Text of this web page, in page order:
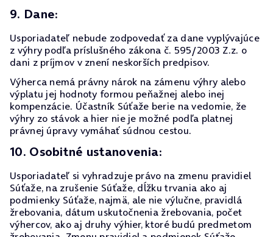
9. Dane:
Usporiadateľ nebude zodpovedať za dane vyplývajúce
z výhry podľa príslušného zákona č. 595/2003 Z.z. o
dani z príjmov v znení neskorších predpisov.
Výherca nemá právny nárok na zámenu výhry alebo
výplatu jej hodnoty formou peňažnej alebo inej
kompenzácie. Účastník Súťaže berie na vedomie, že
výhry zo stávok a hier nie je možné podľa platnej
právnej úpravy vymáhať súdnou cestou.
10. Osobitné ustanovenia:
Usporiadateľ si vyhradzuje právo na zmenu pravidiel
Súťaže, na zrušenie Súťaže, dĺžku trvania ako aj
podmienky Súťaže, najmä, ale nie výlučne, pravidlá
žrebovania, dátum uskutočnenia žrebovania, počet
výhercov, ako aj druhy výhier, ktoré budú predmetom